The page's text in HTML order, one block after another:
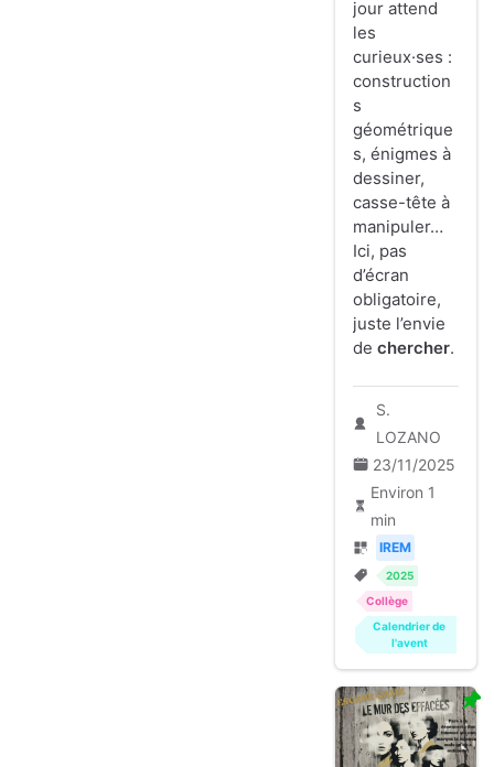
jour attend
les
curieux·ses :
construction
s
géométrique
s, énigmes à
dessiner,
casse-tête à
manipuler…
Ici, pas
d’écran
obligatoire,
juste l’envie
de chercher.
S.
LOZANO
23/11/2025
Environ 1
min
IREM
2025
Collège
Calendrier de
l'avent